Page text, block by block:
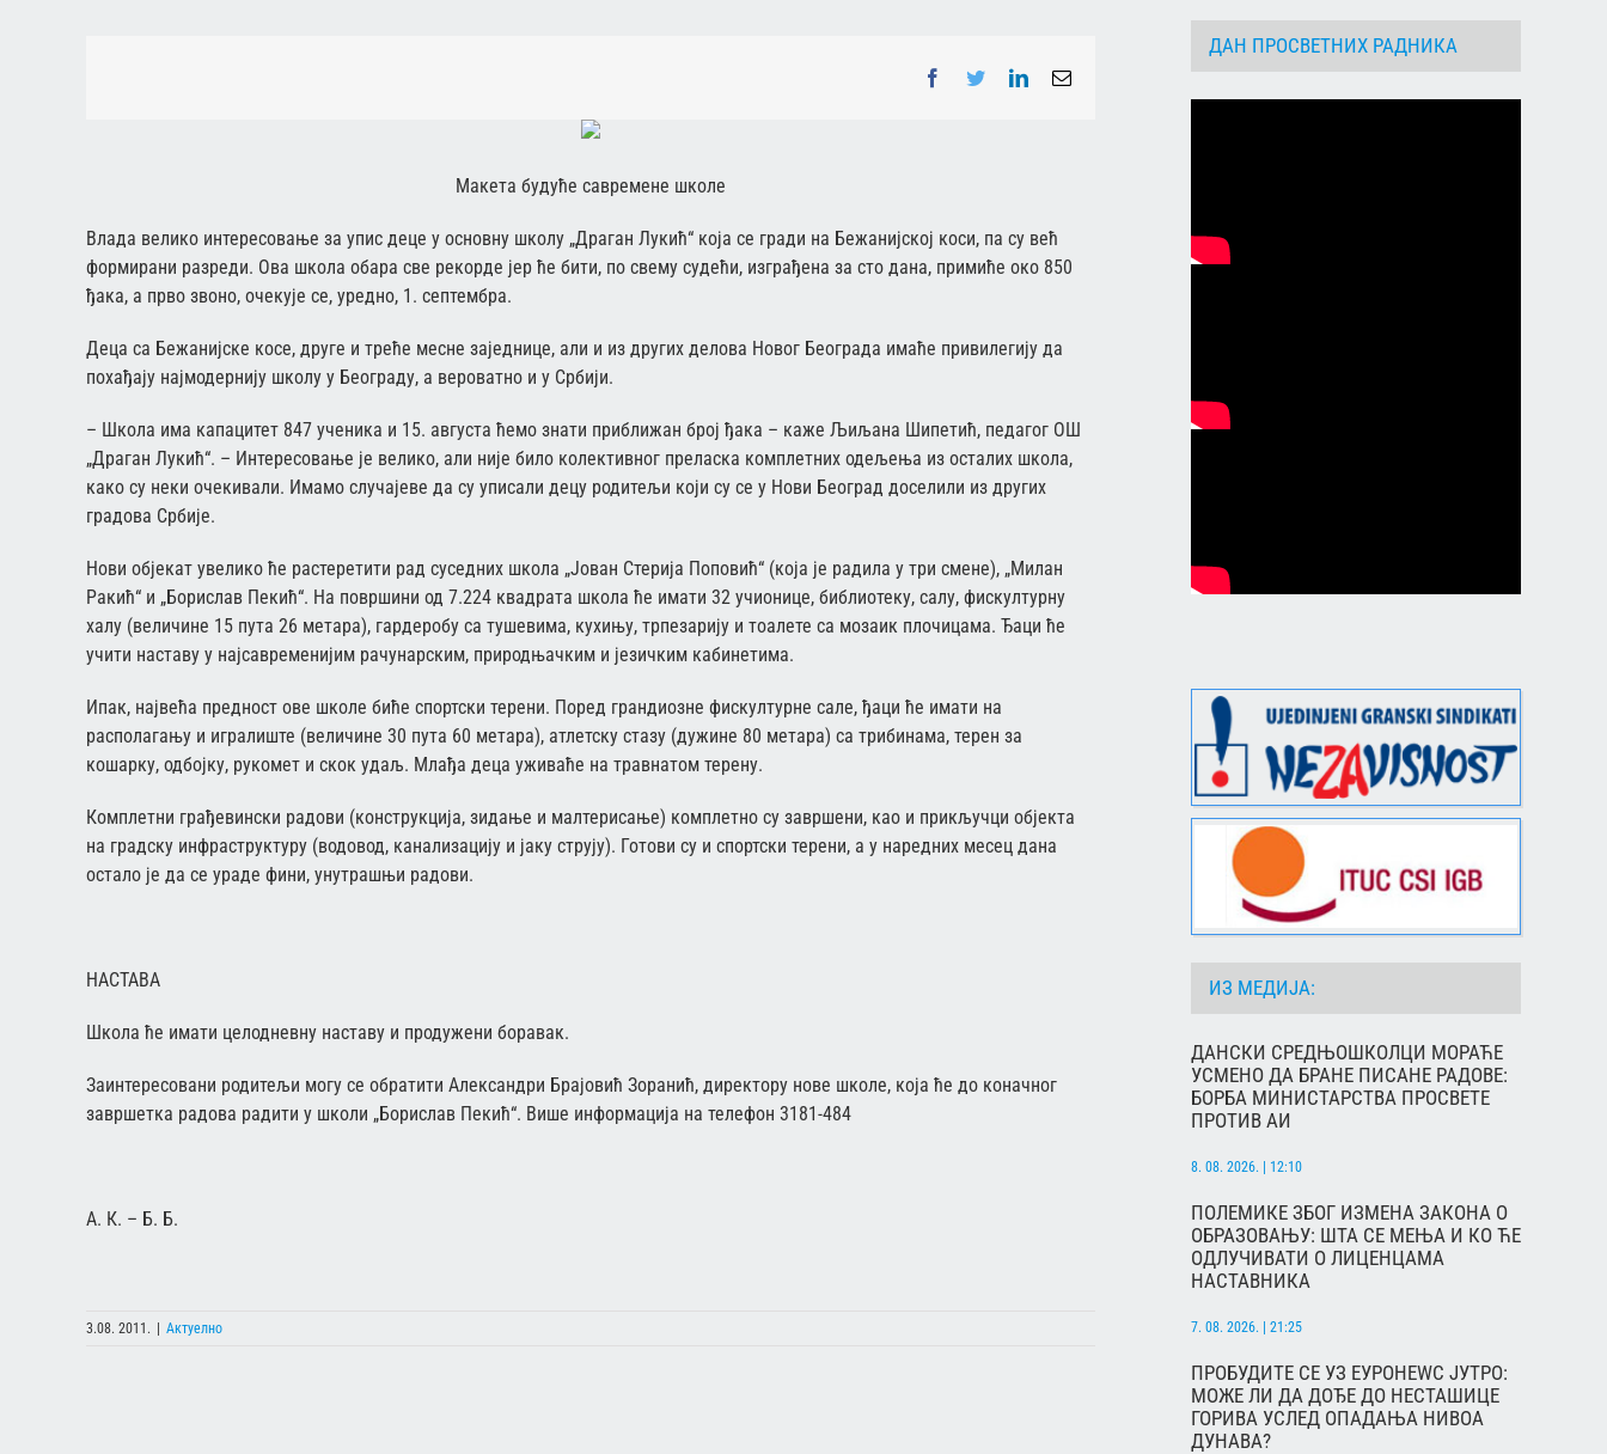
Facebook
TwitterLinkedInEmail
Макета будуће савремене школе
Влада велико интересовање за упис деце у основну школу „Драган Лукић“ која се гради на Бежанијској коси, па су већ
формирани разреди. Ова школа обара све рекорде јер ће бити, по свему судећи, изграђена за сто дана, примиће око 850
ђака, а прво звоно, очекује се, уредно, 1. септембра.
Деца са Бежанијске косе, друге и треће месне заједнице, али и из других делова Новог Београда имаће привилегију да
похађају најмодернију школу у Београду, а вероватно и у Србији.
– Школа има капацитет 847 ученика и 15. августа ћемо знати приближан број ђака – каже Љиљана Шипетић, педагог ОШ
„Драган Лукић“. – Интересовање је велико, али није било колективног преласка комплетних одељења из осталих школа,
како су неки очекивали. Имамо случајеве да су уписали децу родитељи који су се у Нови Београд доселили из других
градова Србије.
Нови објекат увелико ће растеретити рад суседних школа „Јован Стерија Поповић“ (која је радила у три смене), „Милан
Ракић“ и „Борислав Пекић“. На површини од 7.224 квадрата школа ће имати 32 учионице, библиотеку, салу, фискултурну
халу (величине 15 пута 26 метара), гардеробу са тушевима, кухињу, трпезарију и тоалете са мозаик плочицама. Ђаци ће
учити наставу у најсавременијим рачунарским, природњачким и језичким кабинетима.
Ипак, највећа предност ове школе биће спортски терени. Поред грандиозне фискултурне сале, ђаци ће имати на
располагању и игралиште (величине 30 пута 60 метара), атлетску стазу (дужине 80 метара) са трибинама, терен за
кошарку, одбојку, рукомет и скок удаљ. Млађа деца уживаће на травнатом терену.
Комплетни грађевински радови (конструкција, зидање и малтерисање) комплетно су завршени, као и прикључци објекта
на градску инфраструктуру (водовод, канализацију и јаку струју). Готови су и спортски терени, а у наредних месец дана
остало је да се ураде фини, унутрашњи радови.
НАСТАВА
Школа ће имати целодневну наставу и продужени боравак.
Заинтересовани родитељи могу се обратити Александри Брајовић Зоранић, директору нове школе, која ће до коначног
завршетка радова радити у школи „Борислав Пекић“. Више информација на телефон 3181-484
А. К. – Б. Б.
3.08. 2011. Актуелно
ДАН ПРОСВЕТНИХ РАДНИКА
ИЗ МЕДИЈА:
ДАНСКИ СРЕДЊОШКОЛЦИ МОРАЋЕ
УСМЕНО ДА БРАНЕ ПИСАНЕ РАДОВЕ:
БОРБА МИНИСТАРСТВА ПРОСВЕТЕ
ПРОТИВ АИ
8. 08. 2026. | 12:10
ПОЛЕМИКЕ ЗБОГ ИЗМЕНА ЗАКОНА О
ОБРАЗОВАЊУ: ШТА СЕ МЕЊА И КО ЋЕ
ОДЛУЧИВАТИ О ЛИЦЕНЦАМА
НАСТАВНИКА
7. 08. 2026. | 21:25
ПРОБУДИТЕ СЕ УЗ ЕУРОНЕWС ЈУТРО:
МОЖЕ ЛИ ДА ДОЂЕ ДО НЕСТАШИЦЕ
ГОРИВА УСЛЕД ОПАДАЊА НИВОА
ДУНАВА?